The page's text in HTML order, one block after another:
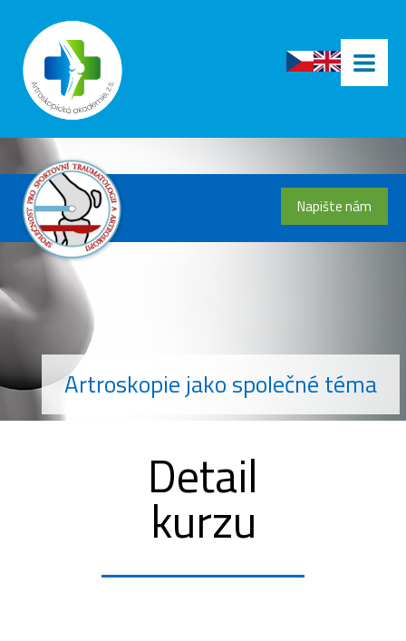
Napište nám
Artroskopie jako společné téma
Detail
kurzu